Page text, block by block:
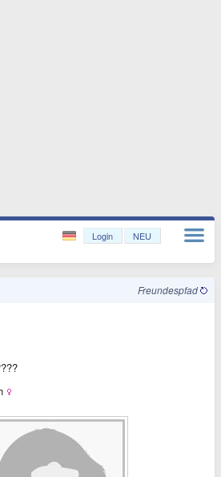
Login NEU
Freundespfad